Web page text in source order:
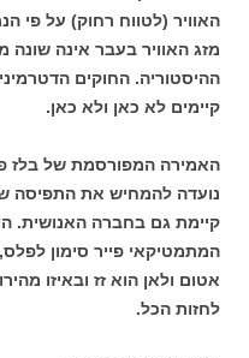
האוויר (לטווח רחוק) על פי
מזג האוויר בעבר אינה שונה
ההיסטוריה. החוקים
קיימים לא כאן ולא כאן.
האמירה המפורסמת של בלז
נועדה להמחיש את התפיסה
קיימת גם בחברה האנושית.
המתמטיקאי פייר סימון
אטום ולאן הוא זז ובאיזו
לחזות הכל.